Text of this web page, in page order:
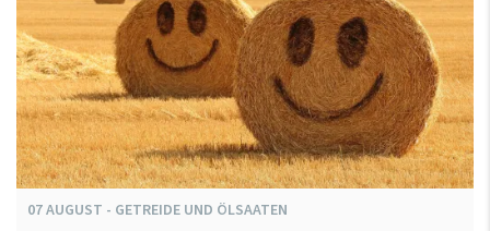
07AUGUST - GETREIDE UND ÖLSAATEN